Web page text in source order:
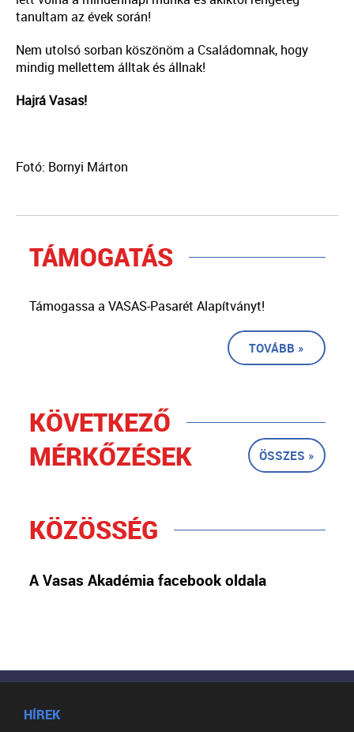
tanultam az évek során!
Nem utolsó sorban köszönöm a Családomnak, hogy
mindig mellettem álltak és állnak!
Hajrá Vasas!
Fotó: Bornyi Márton
TÁMOGATÁS
Támogassa a VASAS-Pasarét Alapítványt!
TOVÁBB »
KÖVETKEZŐ
MÉRKŐZÉSEK
ÖSSZES »
KÖZÖSSÉG
A Vasas Akadémia facebook oldala
HÍREK